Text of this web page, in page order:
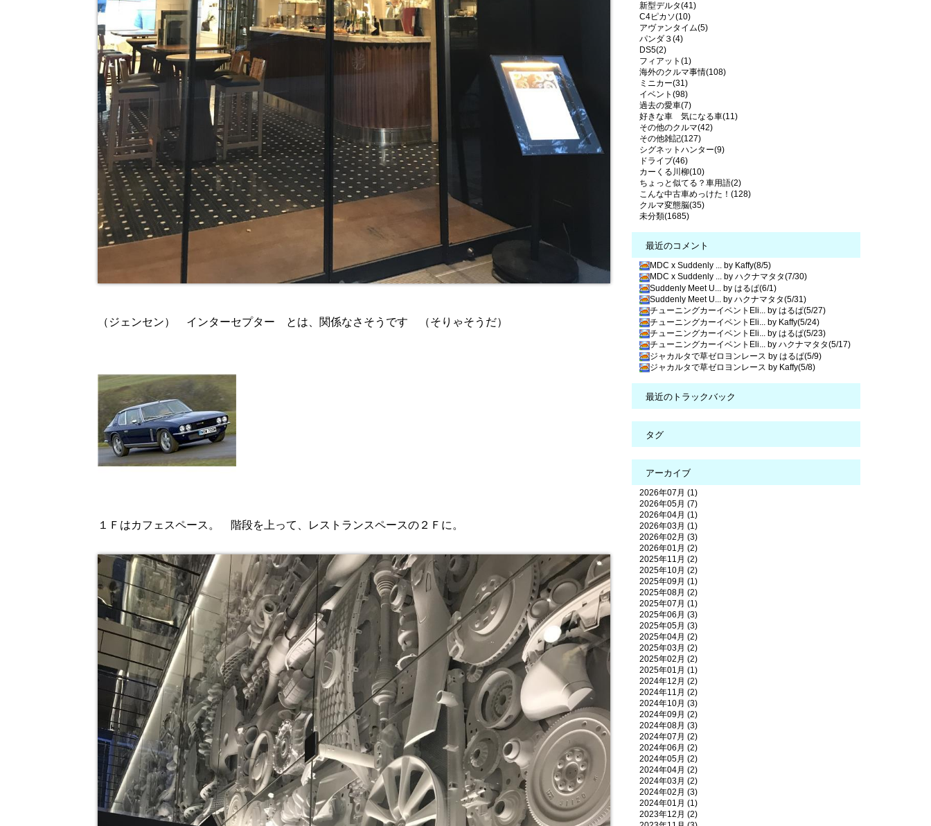
（ジェンセン） インターセプター とは、関係なさそうです （そりゃそうだ）
１Ｆはカフェスペース。 階段を上って、レストランスペースの２Ｆに。
新型デルタ(41)
C4ピカソ(10)
アヴァンタイム(5)
パンダ３(4)
DS5(2)
フィアット(1)
海外のクルマ事情(108)
ミニカー(31)
イベント(98)
過去の愛車(7)
好きな車 気になる車(11)
その他のクルマ(42)
その他雑記(127)
シグネットハンター(9)
ドライブ(46)
カーくる川柳(10)
ちょっと似てる？車用語(2)
こんな中古車めっけた！(128)
クルマ変態脳(35)
未分類(1685)
最近のコメント
MDC x Suddenly ... by Kaffy(8/5)
MDC x Suddenly ... by ハクナマタタ(7/30)
Suddenly Meet U... by はるぱ(6/1)
Suddenly Meet U... by ハクナマタタ(5/31)
チューニングカーイベントEli... by はるぱ(5/27)
チューニングカーイベントEli... by Kaffy(5/24)
チューニングカーイベントEli... by はるぱ(5/23)
チューニングカーイベントEli... by ハクナマタタ(5/17)
ジャカルタで草ゼロヨンレース by はるぱ(5/9)
ジャカルタで草ゼロヨンレース by Kaffy(5/8)
最近のトラックバック
タグ
アーカイブ
2026年07月 (1)
2026年05月 (7)
2026年04月 (1)
2026年03月 (1)
2026年02月 (3)
2026年01月 (2)
2025年11月 (2)
2025年10月 (2)
2025年09月 (1)
2025年08月 (2)
2025年07月 (1)
2025年06月 (3)
2025年05月 (3)
2025年04月 (2)
2025年03月 (2)
2025年02月 (2)
2025年01月 (1)
2024年12月 (2)
2024年11月 (2)
2024年10月 (3)
2024年09月 (2)
2024年08月 (3)
2024年07月 (2)
2024年06月 (2)
2024年05月 (2)
2024年04月 (2)
2024年03月 (2)
2024年02月 (3)
2024年01月 (1)
2023年12月 (2)